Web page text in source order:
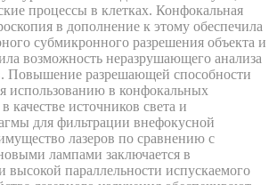
процессы в клетках. Конфокальная
в дополнение к этому обеспечила
субмикронного разрешения объекта и
возможность неразрушающего анализа
Повышение разрешающей способности
использованию в конфокальных
качестве источников света и
для фильтрации внефокусной
лазеров по сравнению с
лампами заключается в
высокой параллельности испускаемого